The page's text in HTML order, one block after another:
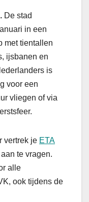
De stad
in een
met tientallen
ijsbanen en
is
voor een
vliegen of via
vertrek je ETA
aan te vragen.
alle
ook tijdens de